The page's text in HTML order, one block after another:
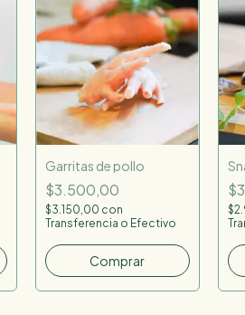
Garritas de pollo
$3.500,00
$3.150,00 con
Transferencia o Efectivo
Comprar